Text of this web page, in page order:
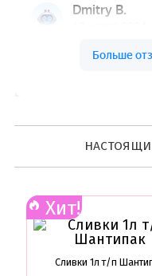
Хит!
Сливки 1л т/п